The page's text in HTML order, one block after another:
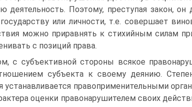
деятельность. Поэтому, преступая закон,
или личности, т.е. совершает
можно приравнять к стихийным силам
с позиций права.
с субъективной стороны всякое
субъекта к своему деянию.
устанавливается правоприме­нительными
оценки правонарушителем своих